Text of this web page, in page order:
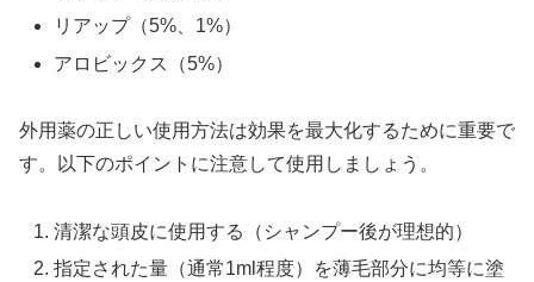
リアップ（5%、1%）
アロビックス（5%）
外用薬の正しい使用方法は効果を最大化するために重要で
す。以下のポイントに注意して使用しましょう。
清潔な頭皮に使用する（シャンプー後が理想的）
指定された量（通常1ml程度）を薄毛部分に均等に塗